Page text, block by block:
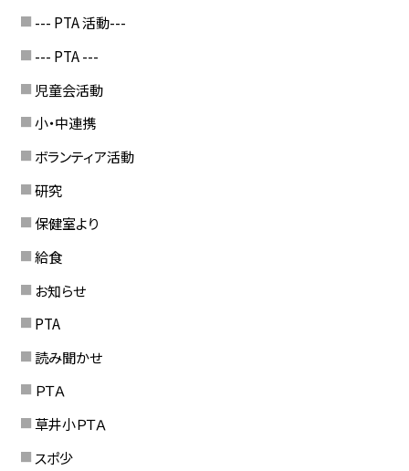
--- PTA 活動---
--- PTA ---
児童会活動
小・中連携
ボランティア活動
研究
保健室より
給食
お知らせ
PTA
読み聞かせ
ＰＴＡ
草井小ＰＴＡ
スポ少